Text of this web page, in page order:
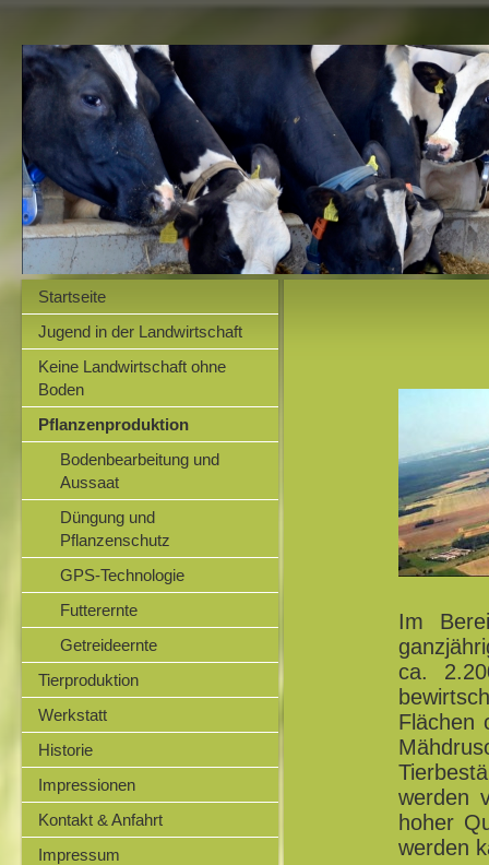
Startseite
Jugend in der Landwirtschaft
Keine Landwirtschaft ohne
Boden
Pflanzenproduktion
Bodenbearbeitung und
Aussaat
Düngung und
Pflanzenschutz
GPS-Technologie
Futterernte
Getreideernte
Tierproduktion
Werkstatt
Historie
Impressionen
Kontakt & Anfahrt
Impressum
Im
ca.
Flächen
werden
hoher
werden